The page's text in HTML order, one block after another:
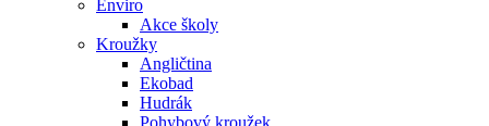
Enviro
Akce školy
Kroužky
Angličtina
Ekobad
Hudrák
Pohybový kroužek